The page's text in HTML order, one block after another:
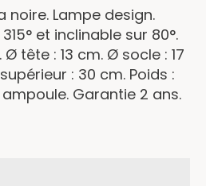
noire. Lampe design.
et inclinable sur 80°.
tête : 13 cm. Ø socle : 17
: 30 cm. Poids :
ampoule. Garantie 2 ans.